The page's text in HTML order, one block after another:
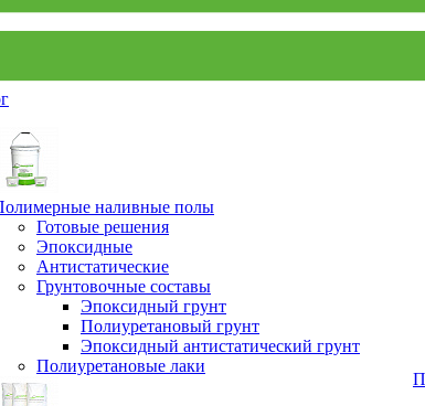
наливные полы
Готовые решения
Эпоксидные
Антистатические
Грунтовочные составы
Эпоксидный грунт
Полиуретановый грунт
Эпоксидный антистатический грунт
Полиуретановые лаки